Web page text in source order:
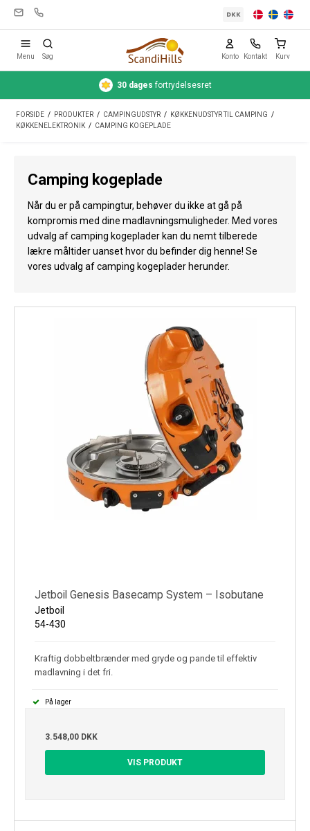
Telte
Rengøring & pleje
Rejseudstyr
Bil & trailer
Gas
DKK
Menu Søg Konto Kontakt Kurv
30 dages fortrydelsesret
FORSIDE / PRODUKTER / CAMPINGUDSTYR / KØKKENUDSTYR TIL CAMPING /
KØKKENELEKTRONIK / CAMPING KOGEPLADE
Camping kogeplade
Når du er på campingtur, behøver du ikke at gå på
kompromis med dine madlavningsmuligheder. Med vores
udvalg af camping kogeplader kan du nemt tilberede
lækre måltider uanset hvor du befinder dig henne! Se
vores udvalg af camping kogeplader herunder.
Jetboil Genesis Basecamp System – Isobutane
Jetboil
54-430
Kraftig dobbeltbrænder med gryde og pande til effektiv
madlavning i det fri.
På lager
3.548,00 DKK
VIS PRODUKT